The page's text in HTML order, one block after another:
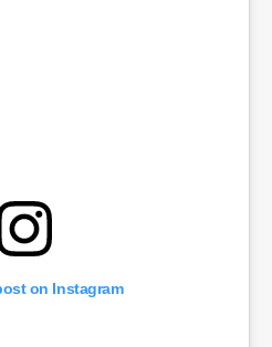
on Instagram